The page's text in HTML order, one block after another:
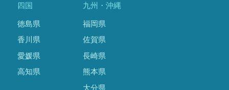
四国
徳島県
香川県
愛媛県
高知県
九州・沖縄
福岡県
佐賀県
長崎県
熊本県
大分県